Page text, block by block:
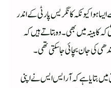
ہوا کیونکہ کانگریس پارٹی کے اندر
کابینہ میں بھی۔ وہ بتاتے ہیں کہ
کی جان بچائی جا سکتی تھی۔
میں بتایا ہے کہ آر ایس ایس نے اپنی